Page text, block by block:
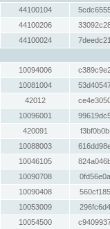
44100104
44100206
44100024
10094006
10081004
42012
10096001
420091
10088003
10046105
10090708
10090408
10053009
10054500